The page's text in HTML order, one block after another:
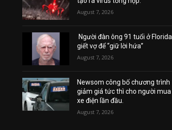
August 7, 2026
Người đàn ông 91 tuổi ở Florida
giết vợ để “giữ lời hứa”
August 7, 2026
Newsom công bố chương trình
giảm giá tức thì cho người mua
xe điện lần đầu.
August 7, 2026